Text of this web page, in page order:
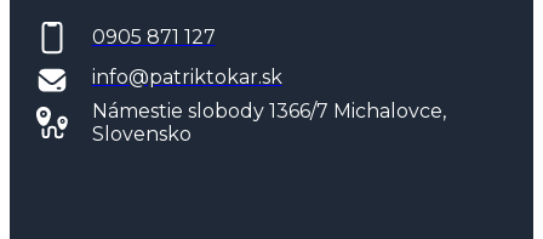
0905 871 127
info@patriktokar.sk
Námestie slobody 1366/7 Michalovce,
Slovensko